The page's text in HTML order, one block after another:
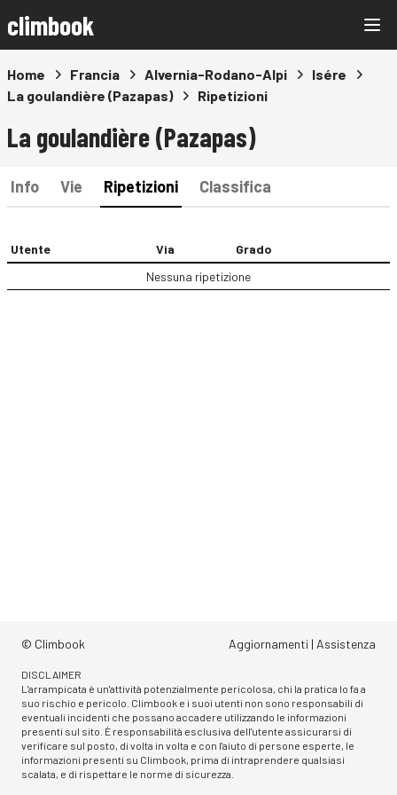
climbook
Home Francia Alvernia-Rodano-Alpi
Isére
La goulandière (Pazapas)
Ripetizioni
La goulandière (Pazapas)
Info Vie Ripetizioni Classifica
Utente Via
Grado
Nessuna ripetizione
© Climbook Aggiornamenti | Assistenza
DISCLAIMER
L'arrampicata è un'attività potenzialmente pericolosa, chi la pratica lo fa a
suo rischio e pericolo. Climbook e i suoi utenti non sono responsabili di
eventuali incidenti che possano accadere utilizzando le informazioni
presenti sul sito. È responsabilità esclusiva dell'utente assicurarsi di
verificare sul posto, di volta in volta e con l'aiuto di persone esperte, le
informazioni presenti su Climbook, prima di intraprendere qualsiasi
scalata, e di rispettare le norme di sicurezza.